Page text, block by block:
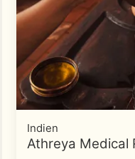
Indien
Athreya Medical